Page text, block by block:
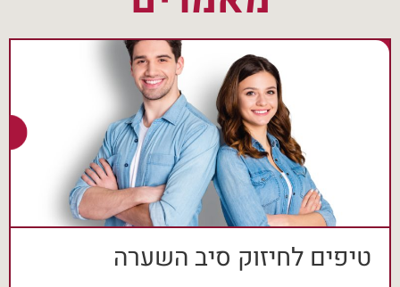
טיפים לחיזוק סיב השערה